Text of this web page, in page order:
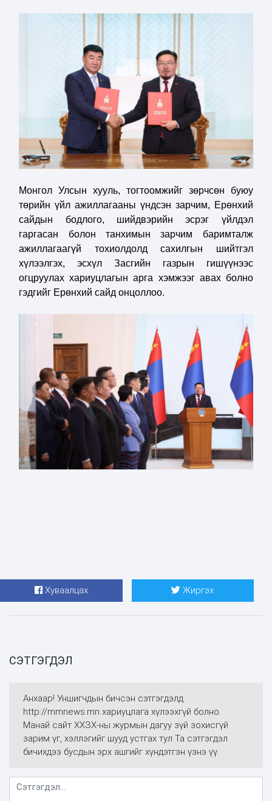
Монгол Улсын хууль, тогтоомжийг зөрчсөн буюу
төрийн үйл ажиллагааны үндсэн зарчим, Ерөнхий
сайдын бодлого, шийдвэрийн эсрэг үйлдэл
гаргасан болон танхимын зарчим баримталж
ажиллагаагүй тохиолдолд сахилгын шийтгэл
хүлээлгэх, эсхүл Засгийн газрын гишүүнээс
огцруулах хариуцлагын арга хэмжээг авах болно
гэдгийг Ерөнхий сайд онцоллоо.
Хуваалцах Жиргэх
СЭТГЭГДЭЛ
Анхаар! Уншигчдын бичсэн сэтгэгдэлд
http://mmnews.mn хариуцлага хүлээхгүй болно.
Манай сайт ХХЗХ-ны журмын дагуу зүй зохисгүй
зарим үг, хэллэгийг шууд устгах тул Та сэтгэгдэл
бичихдээ бусдын эрх ашгийг хүндэтгэн үзнэ үү.